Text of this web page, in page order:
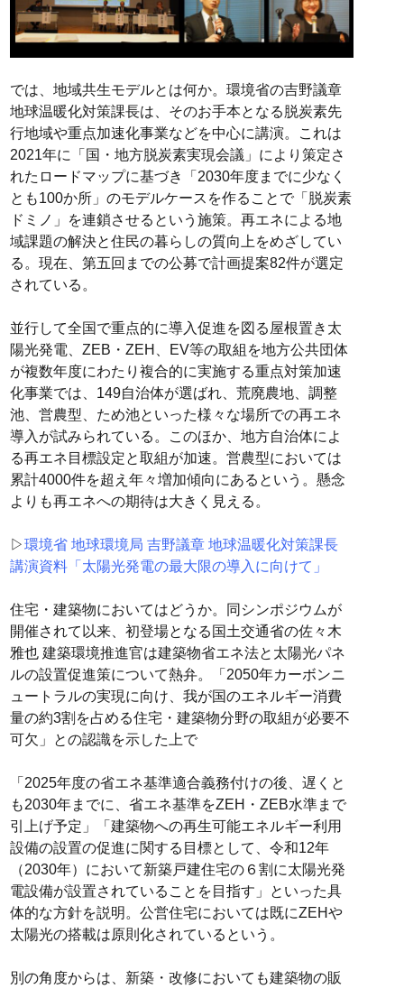
では、地域共生モデルとは何か。環境省の吉野議章
地球温暖化対策課長は、そのお手本となる脱炭素先
行地域や重点加速化事業などを中心に講演。これは
2021年に「国・地方脱炭素実現会議」により策定さ
れたロードマップに基づき「2030年度までに少なく
とも100か所」のモデルケースを作ることで「脱炭素
ドミノ」を連鎖させるという施策。再エネによる地
域課題の解決と住民の暮らしの質向上をめざしてい
る。現在、第五回までの公募で計画提案82件が選定
されている。
並行して全国で重点的に導入促進を図る屋根置き太
陽光発電、ZEB・ZEH、EV等の取組を地方公共団体
が複数年度にわたり複合的に実施する重点対策加速
化事業では、149自治体が選ばれ、荒廃農地、調整
池、営農型、ため池といった様々な場所での再エネ
導入が試みられている。このほか、地方自治体によ
る再エネ目標設定と取組が加速。営農型においては
累計4000件を超え年々増加傾向にあるという。懸念
よりも再エネへの期待は大きく見える。
▷環境省 地球環境局 吉野議章 地球温暖化対策課長
講演資料「太陽光発電の最大限の導入に向けて」
住宅・建築物においてはどうか。同シンポジウムが
開催されて以来、初登場となる国土交通省の佐々木
雅也 建築環境推進官は建築物省エネ法と太陽光パネ
ルの設置促進策について熱弁。「2050年カーボンニ
ュートラルの実現に向け、我が国のエネルギー消費
量の約3割を占める住宅・建築物分野の取組が必要不
可欠」との認識を示した上で
「2025年度の省エネ基準適合義務付けの後、遅くと
も2030年までに、省エネ基準をZEH・ZEB水準まで
引上げ予定」「建築物への再生可能エネルギー利用
設備の設置の促進に関する目標として、令和12年
（2030年）において新築戸建住宅の６割に太陽光発
電設備が設置されていることを目指す」といった具
体的な方針を説明。公営住宅においては既にZEHや
太陽光の搭載は原則化されているという。
別の角度からは、新築・改修においても建築物の販